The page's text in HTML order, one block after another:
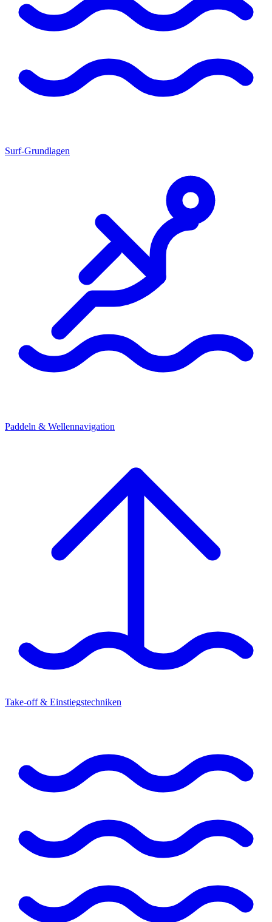
Surf-Grundlagen
Paddeln & Wellennavigation
Take-off & Einstiegstechniken